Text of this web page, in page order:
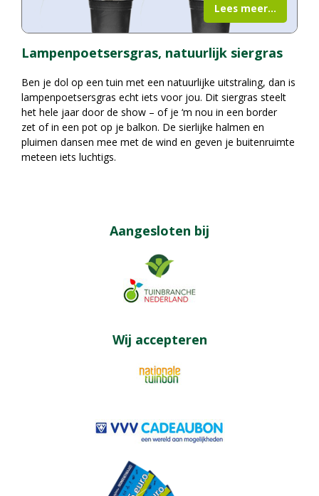
Lampenpoetsersgras, natuurlijk siergras
Ben je dol op een tuin met een natuurlijke uitstraling, dan is
lampenpoetsersgras echt iets voor jou. Dit siergras steelt
het hele jaar door de show – of je ‘m nou in een border
zet of in een pot op je balkon. De sierlijke halmen en
pluimen dansen mee met de wind en geven je buitenruimte
meteen iets luchtigs.
Lees meer...
Aangesloten bij
Wij accepteren